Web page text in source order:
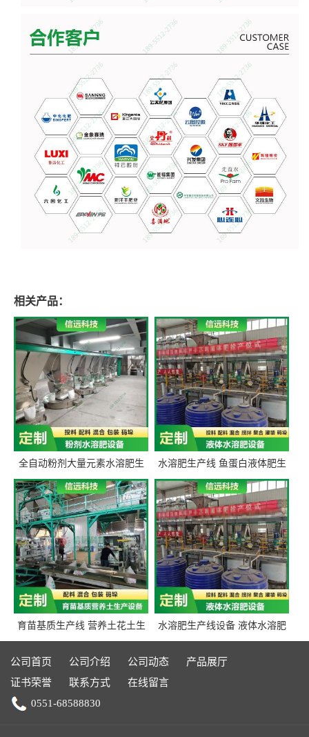
相关产品：
全自动粉剂大量元素水溶肥生
产设备 信远科技肥料生产设备
源头厂家
水溶肥生产线 鱼蛋白液体肥生
产设备 氨基酸液态肥全套设备
育苗基质生产线 营养土花土生
产线 有机肥生产线设备
水溶肥生产线设备 液体水溶肥
生产线 桶装液体水溶肥生产线
设备
公司首页 公司介绍 公司动态
产品展厅
证书荣誉
联系方式
在线留言
0551-68588830